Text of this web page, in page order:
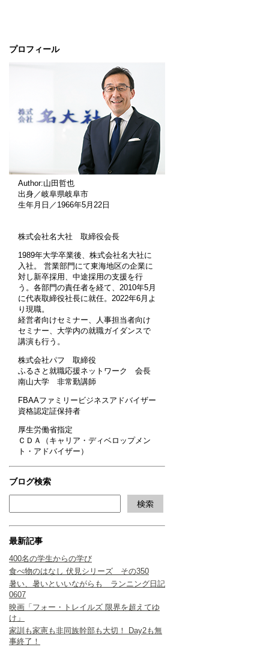
プロフィール
Author:山田哲也
出身／岐阜県岐阜市
生年月日／1966年5月22日
株式会社名大社 取締役会長
1989年大学卒業後、株式会社名大社に
入社。 営業部門にて東海地区の企業に
対し新卒採用、中途採用の支援を行
う。各部門の責任者を経て、2010年5月
に代表取締役社長に就任。2022年6月よ
り現職。
経営者向けセミナー、人事担当者向け
セミナー、大学内の就職ガイダンスで
講演も行う。
株式会社パフ 取締役
ふるさと就職応援ネットワーク 会長
南山大学 非常勤講師
FBAAファミリービジネスアドバイザー
資格認定証保持者
厚生労働省指定
ＣＤＡ（キャリア・ディベロップメン
ト・アドバイザー）
ブログ検索
最新記事
400名の学生からの学び
食べ物のはなし 伏見シリーズ その350
暑い、暑いといいながらも ランニング日記
0607
映画「フォー・トレイルズ 限界を超えてゆ
け」
家訓も家憲も非同族幹部も大切！ Day2も無
事終了！